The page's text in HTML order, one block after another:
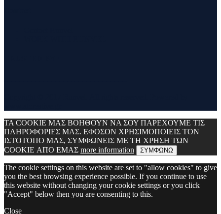
ΤΑ COOKIE ΜΑΣ ΒΟΗΘΟΥΝ ΝΑ ΣΟΥ ΠΑΡΕΧΟΥΜΕ ΤΙΣ
ΠΛΗΡΟΦΟΡΙΕΣ ΜΑΣ. ΕΦΟΣΟΝ ΧΡΗΣΙΜΟΠΟΙΕΙΣ ΤΟΝ
ΙΣΤΟΤΟΠΟ ΜΑΣ, ΣΥΜΦΩΝΕΙΣ ΜΕ ΤΗ ΧΡΗΣΗ ΤΩΝ
COOKIE ΑΠΟ ΕΜΑΣ more information ΣΥΜΦΩΝΩ
The cookie settings on this website are set to "allow cookies" to give
you the best browsing experience possible. If you continue to use
this website without changing your cookie settings or you click
"Accept" below then you are consenting to this.
Close